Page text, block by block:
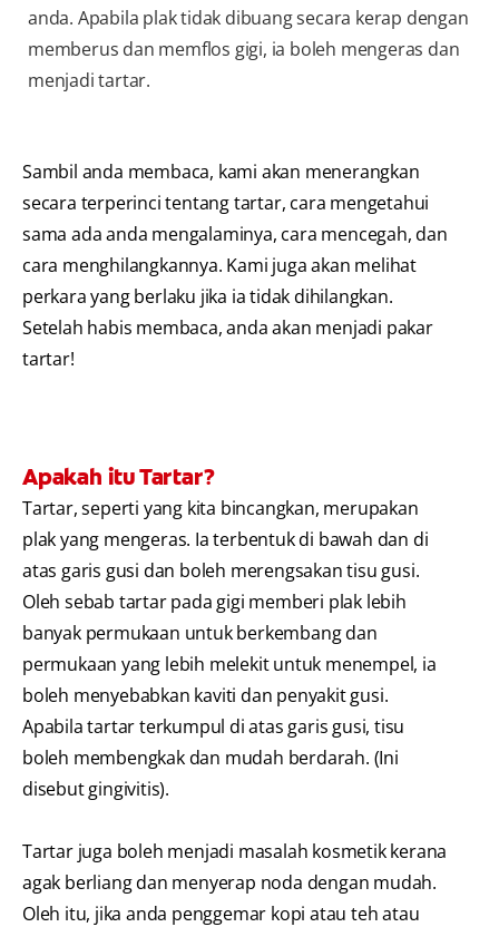
anda. Apabila plak tidak dibuang secara kerap dengan
memberus dan memflos gigi, ia boleh mengeras dan
menjadi tartar.
Sambil anda membaca, kami akan menerangkan
secara terperinci tentang tartar, cara mengetahui
sama ada anda mengalaminya, cara mencegah, dan
cara menghilangkannya. Kami juga akan melihat
perkara yang berlaku jika ia tidak dihilangkan.
Setelah habis membaca, anda akan menjadi pakar
tartar!
Apakah itu Tartar?
Tartar, seperti yang kita bincangkan, merupakan
plak yang mengeras. Ia terbentuk di bawah dan di
atas garis gusi dan boleh merengsakan tisu gusi.
Oleh sebab tartar pada gigi memberi plak lebih
banyak permukaan untuk berkembang dan
permukaan yang lebih melekit untuk menempel, ia
boleh menyebabkan kaviti dan penyakit gusi.
Apabila tartar terkumpul di atas garis gusi, tisu
boleh membengkak dan mudah berdarah. (Ini
disebut gingivitis).
Tartar juga boleh menjadi masalah kosmetik kerana
agak berliang dan menyerap noda dengan mudah.
Oleh itu, jika anda penggemar kopi atau teh atau